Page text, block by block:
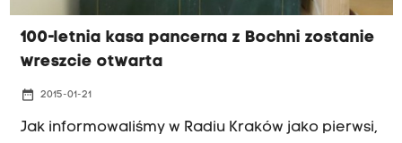
100-letnia kasa pancerna z Bochni zostanie
wreszcie otwarta
date_range 2015-01-21
Jak informowaliśmy w Radiu Kraków jako pierwsi,